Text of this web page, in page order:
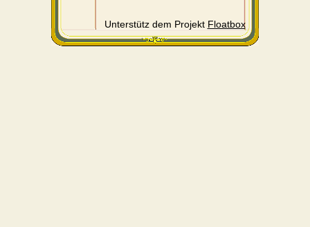
Unterstütz dem Projekt Floatbox